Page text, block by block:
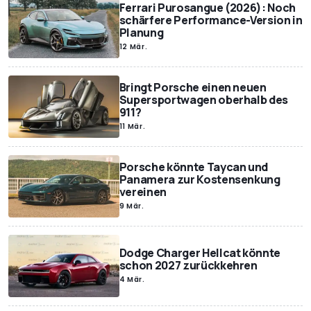
Ferrari Purosangue (2026): Noch
schärfere Performance-Version in
Planung
12 Mär.
Bringt Porsche einen neuen
Supersportwagen oberhalb des
911?
11 Mär.
Porsche könnte Taycan und
Panamera zur Kostensenkung
vereinen
9 Mär.
Dodge Charger Hellcat könnte
schon 2027 zurückkehren
4 Mär.